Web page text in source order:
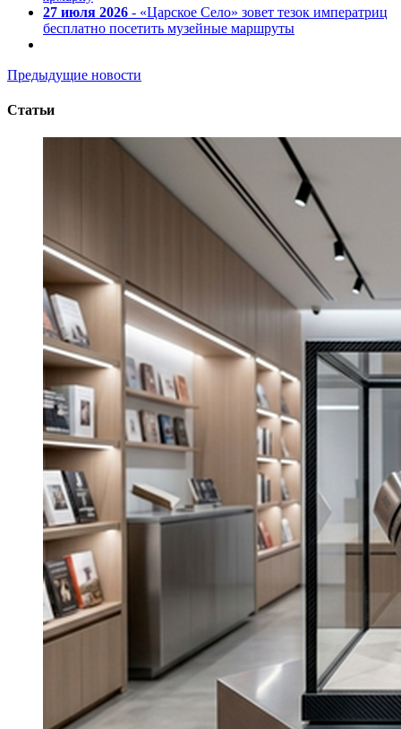
27 июля 2026 - «Царское Село» зовет тезок императриц
бесплатно посетить музейные маршруты
Предыдущие новости
Статьи